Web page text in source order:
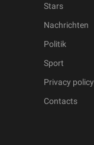
Stars
Nachrichten
Politik
Sport
Privacy policy
Contacts